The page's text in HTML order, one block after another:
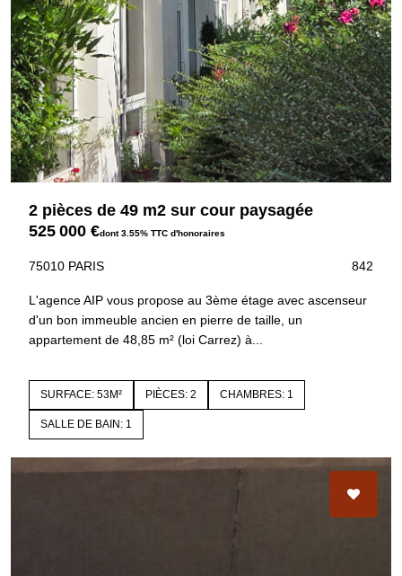
2 pièces de 49 m2 sur cour paysagée
525 000 €dont 3.55% TTC d'honoraires
75010 PARIS 842
L'agence AIP vous propose au 3ème étage avec ascenseur
d'un bon immeuble ancien en pierre de taille, un
appartement de 48,85 m² (loi Carrez) à...
SURFACE: 53M² PIÈCES: 2 CHAMBRES: 1
SALLE DE BAIN: 1